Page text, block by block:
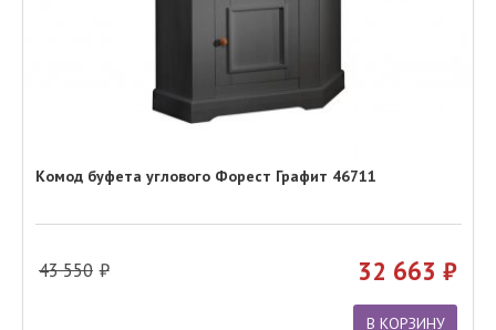
Комод буфета углового Форест Графит 46711
43 550 32 663
В КОРЗИНУ